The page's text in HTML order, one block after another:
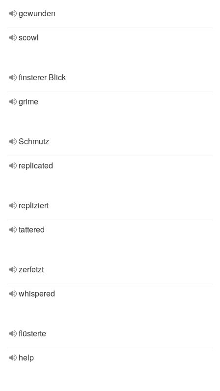
gewunden
scowl
finsterer Blick
grime
Schmutz
replicated
repliziert
tattered
zerfetzt
whispered
flüsterte
help